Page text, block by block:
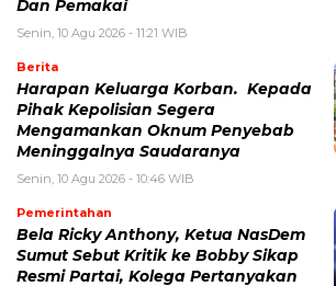
Dan Pemakai
Senin, 10 Agu 2026 - 11:21 WIB
Berita
Harapan Keluarga Korban. Kepada
Pihak Kepolisian Segera
Mengamankan Oknum Penyebab
Meninggalnya Saudaranya
Senin, 10 Agu 2026 - 10:46 WIB
Pemerintahan
Bela Ricky Anthony, Ketua NasDem
Sumut Sebut Kritik ke Bobby Sikap
Resmi Partai, Kolega Pertanyakan